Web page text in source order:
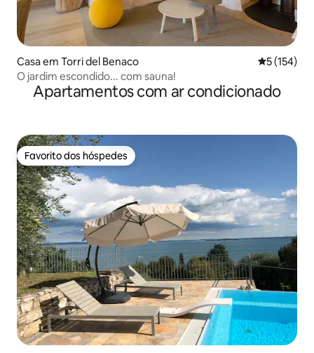
Casa em Torri del Benaco
5 (154)
O jardim escondido... com sauna!
Apartamentos com ar condicionado
Favorito dos hóspedes
Favorito dos hóspedes